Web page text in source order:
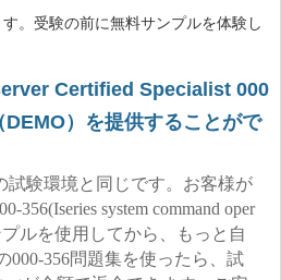
。受験の前に無料サンプルを体験し
Certified Specialist 000
）を提供することがで
試験環境と同じです。お客様が
356(Iseries system command oper
ルを使用してから、もっと自
000-356問題集を使ったら、試